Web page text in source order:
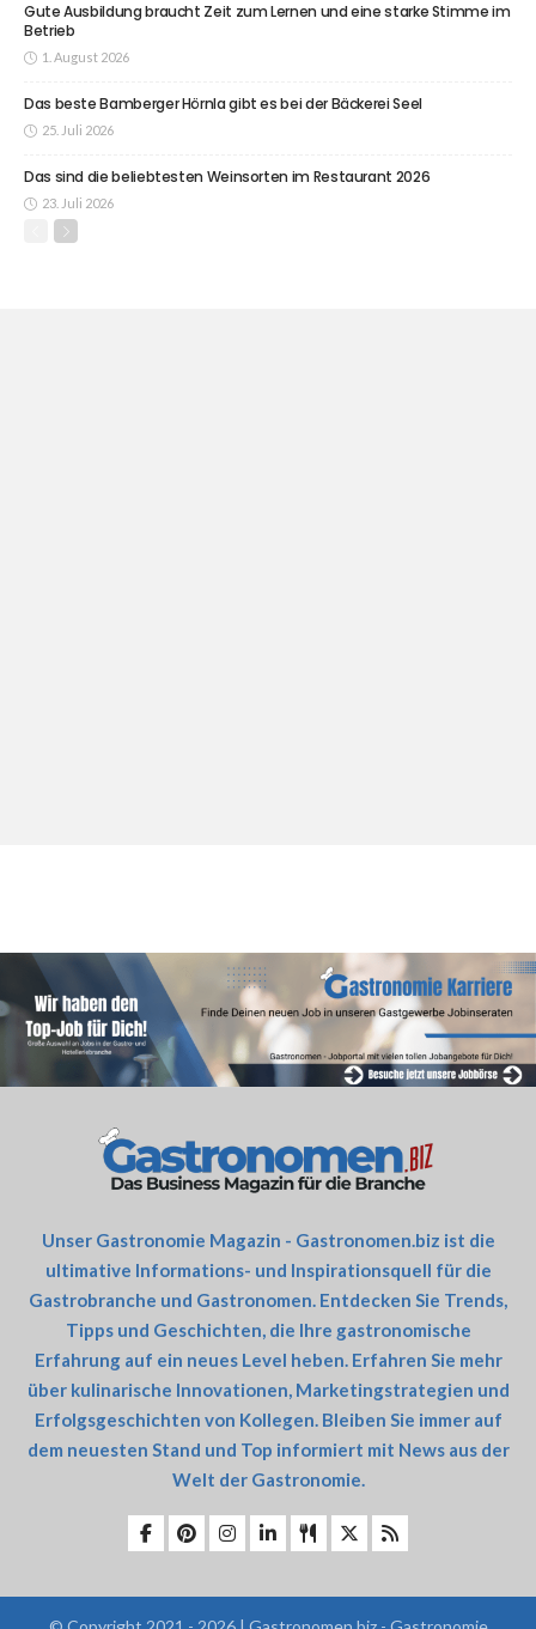
Gute Ausbildung braucht Zeit zum Lernen und eine starke Stimme im
Betrieb
1. August 2026
Das beste Bamberger Hörnla gibt es bei der Bäckerei Seel
25. Juli 2026
Das sind die beliebtesten Weinsorten im Restaurant 2026
23. Juli 2026
Unser Gastronomie Magazin - Gastronomen.biz ist die
ultimative Informations- und Inspirationsquell für die
Gastrobranche und Gastronomen. Entdecken Sie Trends,
Tipps und Geschichten, die Ihre gastronomische
Erfahrung auf ein neues Level heben. Erfahren Sie mehr
über kulinarische Innovationen, Marketingstrategien und
Erfolgsgeschichten von Kollegen. Bleiben Sie immer auf
dem neuesten Stand und Top informiert mit News aus der
Welt der Gastronomie.